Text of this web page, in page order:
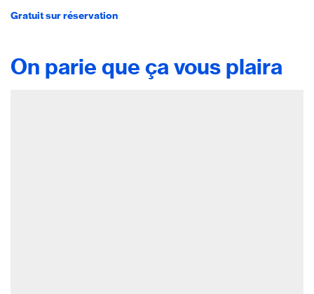
Gratuit sur réservation
On parie que ça vous plaira